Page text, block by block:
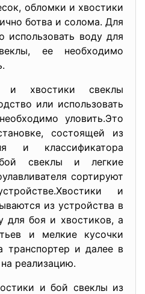
обломки и хвостики
ботва и солома. Для
использовать воду для
ее необходимо
хвостики свеклы
или использовать
уловить.Это
состоящей из
и классификатора
свеклы и легкие
сортируют
и
из устройства в
для боя и хвостиков, а
и мелкие кусочки
транспортер и далее в
реализацию.
и бой свеклы из